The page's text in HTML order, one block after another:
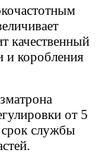
качественный
и коробления
от 5
службы